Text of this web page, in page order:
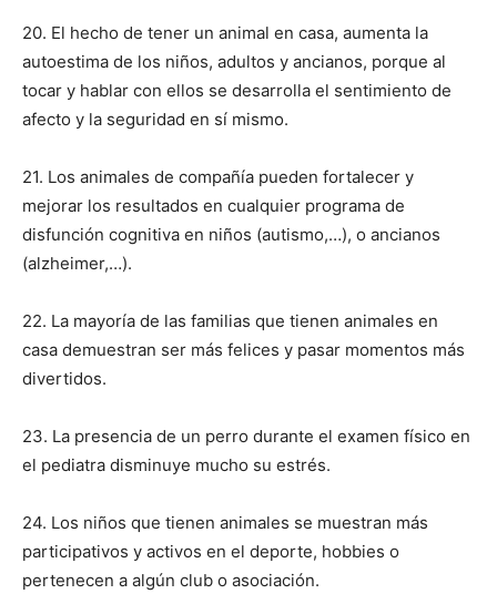
20. El hecho de tener un animal en casa, aumenta la
autoestima de los niños, adultos y ancianos, porque al
tocar y hablar con ellos se desarrolla el sentimiento de
afecto y la seguridad en sí mismo.
21. Los animales de compañía pueden fortalecer y
mejorar los resultados en cualquier programa de
disfunción cognitiva en niños (autismo,…), o ancianos
(alzheimer,…).
22. La mayoría de las familias que tienen animales en
casa demuestran ser más felices y pasar momentos más
divertidos.
23. La presencia de un perro durante el examen físico en
el pediatra disminuye mucho su estrés.
24. Los niños que tienen animales se muestran más
participativos y activos en el deporte, hobbies o
pertenecen a algún club o asociación.